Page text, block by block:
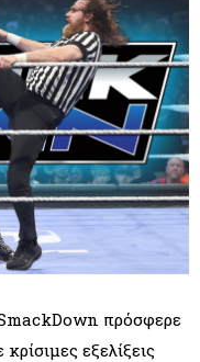
πρόσφερε
εξελίξεις